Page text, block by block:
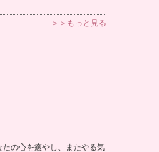
＞＞もっと見る
たの心を癒やし、またやる気